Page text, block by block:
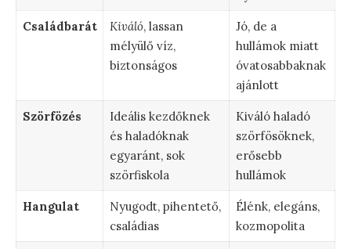
Családbarát Kiváló, lassan
mélyülő víz,
biztonságos
Jó, de a
hullámok miatt
óvatosabbaknak
ajánlott
Szörfözés
Ideális kezdőknek
és haladóknak
egyaránt, sok
szörfiskola
Kiváló haladó
szörfösöknek,
erősebb
hullámok
Hangulat
Nyugodt, pihentető,
családias
Élénk, elegáns,
kozmopolita